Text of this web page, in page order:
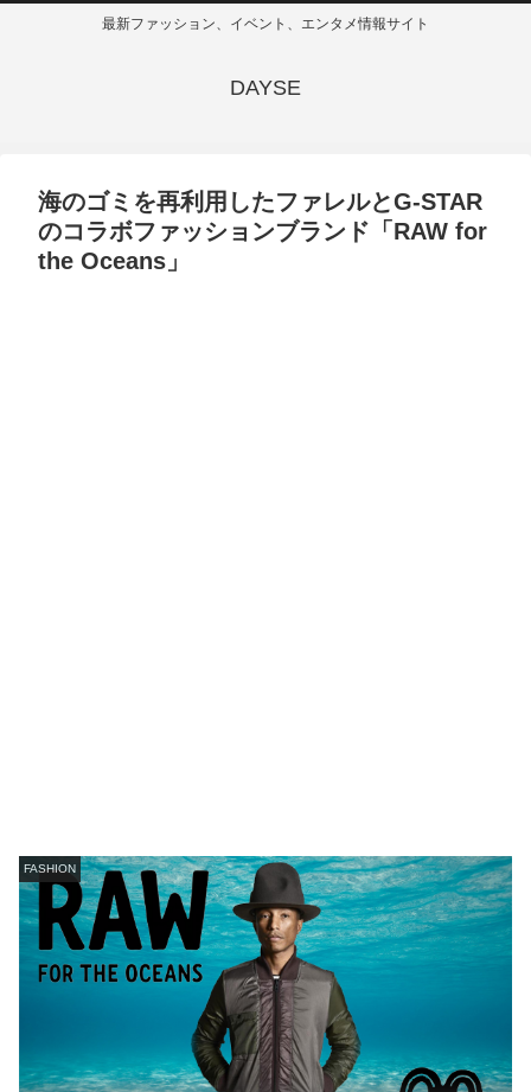
最新ファッション、イベント、エンタメ情報サイト
DAYSE
海のゴミを再利用したファレルとG-STAR
のコラボファッションブランド「RAW for
the Oceans」
FASHION